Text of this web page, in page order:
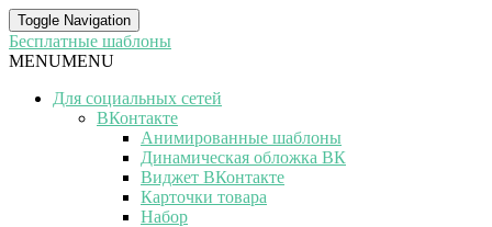
Toggle Navigation
Бесплатные шаблоны
MENUMENU
Для социальных сетей
ВКонтакте
Анимированные шаблоны
Динамическая обложка ВК
Виджет ВКонтакте
Карточки товара
Набор